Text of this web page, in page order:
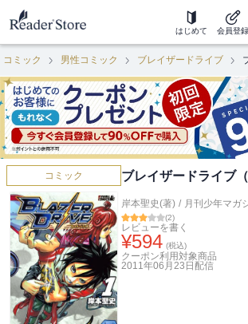
はじめて 会員登録
コミック 男性コミック ブレイザードライブ
コミック ブレイザードライブ（
岸本聖史(著) / 月刊少年マガ
(2)
レビューを書く
¥594 (税込)
クーポン利用対象商品
2011年06月23日 配信